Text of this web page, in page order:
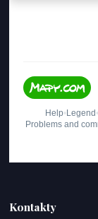
Kontakty